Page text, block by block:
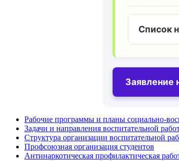
Список
Заявление
Рабочие программы и планы социально-
Задачи и направления воспитательной
Структура организации воспитательной
Профсоюзная организация студентов
Антинаркотическая профилактическая